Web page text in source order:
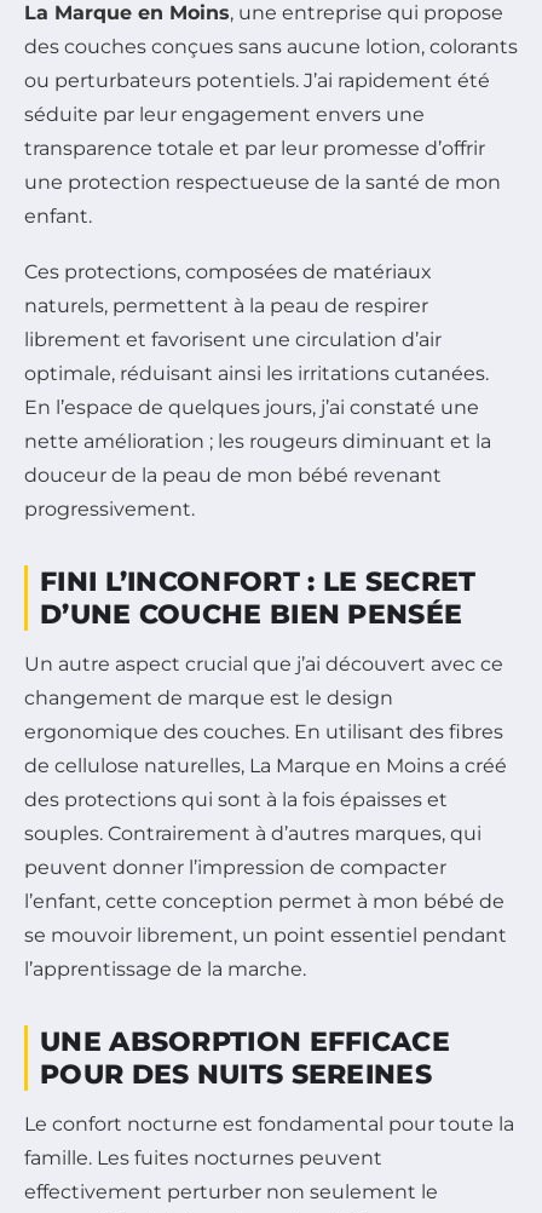
La Marque en Moins, une entreprise qui propose
des couches conçues sans aucune lotion, colorants
ou perturbateurs potentiels. J’ai rapidement été
séduite par leur engagement envers une
transparence totale et par leur promesse d’offrir
une protection respectueuse de la santé de mon
enfant.
Ces protections, composées de matériaux
naturels, permettent à la peau de respirer
librement et favorisent une circulation d’air
optimale, réduisant ainsi les irritations cutanées.
En l’espace de quelques jours, j’ai constaté une
nette amélioration ; les rougeurs diminuant et la
douceur de la peau de mon bébé revenant
progressivement.
FINI L’INCONFORT : LE SECRET
D’UNE COUCHE BIEN PENSÉE
Un autre aspect crucial que j’ai découvert avec ce
changement de marque est le design
ergonomique des couches. En utilisant des fibres
de cellulose naturelles, La Marque en Moins a créé
des protections qui sont à la fois épaisses et
souples. Contrairement à d’autres marques, qui
peuvent donner l’impression de compacter
l’enfant, cette conception permet à mon bébé de
se mouvoir librement, un point essentiel pendant
l’apprentissage de la marche.
UNE ABSORPTION EFFICACE
POUR DES NUITS SEREINES
Le confort nocturne est fondamental pour toute la
famille. Les fuites nocturnes peuvent
effectivement perturber non seulement le